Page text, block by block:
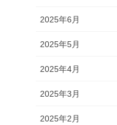
2025年6月
2025年5月
2025年4月
2025年3月
2025年2月